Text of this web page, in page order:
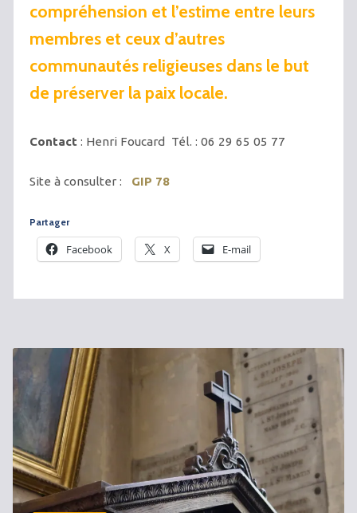
compréhension et l’estime entre leurs
membres et ceux d’autres
communautés religieuses dans le but
de préserver la paix locale.
Contact : Henri Foucard Tél. : 06 29 65 05 77
Site à consulter : GIP 78
Partager
Facebook X E-mail